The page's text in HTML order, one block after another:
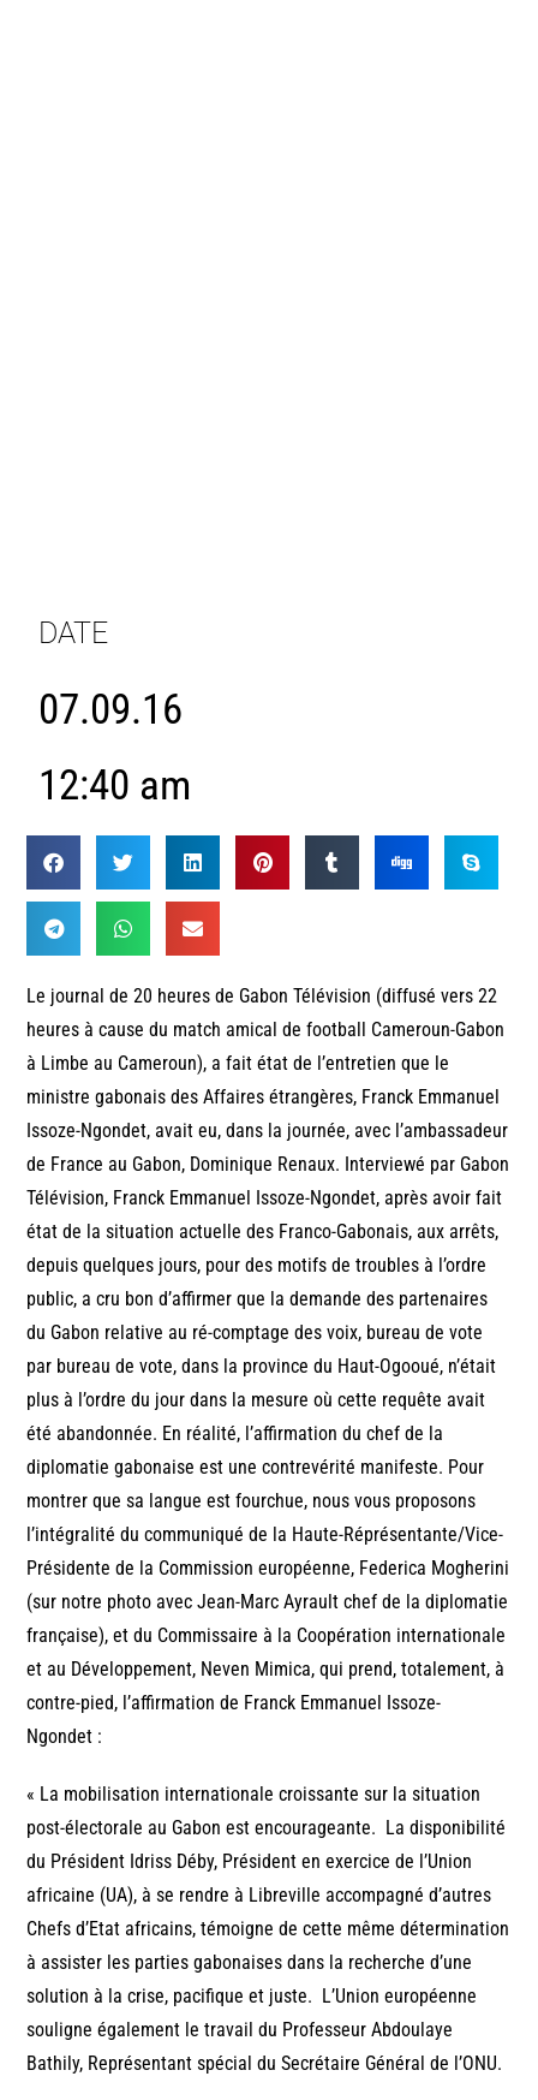
DATE
07.09.16
12:40 am
Le journal de 20 heures de Gabon Télévision (diffusé vers 22
heures à cause du match amical de football Cameroun-Gabon
à Limbe au Cameroun), a fait état de l’entretien que le
ministre gabonais des Affaires étrangères, Franck Emmanuel
Issoze-Ngondet, avait eu, dans la journée, avec l’ambassadeur
de France au Gabon, Dominique Renaux. Interviewé par Gabon
Télévision, Franck Emmanuel Issoze-Ngondet, après avoir fait
état de la situation actuelle des Franco-Gabonais, aux arrêts,
depuis quelques jours, pour des motifs de troubles à l’ordre
public, a cru bon d’affirmer que la demande des partenaires
du Gabon relative au ré-comptage des voix, bureau de vote
par bureau de vote, dans la province du Haut-Ogooué, n’était
plus à l’ordre du jour dans la mesure où cette requête avait
été abandonnée. En réalité, l’affirmation du chef de la
diplomatie gabonaise est une contrevérité manifeste. Pour
montrer que sa langue est fourchue, nous vous proposons
l’intégralité du communiqué de la Haute-Réprésentante/Vice-
Présidente de la Commission européenne, Federica Mogherini
(sur notre photo avec Jean-Marc Ayrault chef de la diplomatie
française), et du Commissaire à la Coopération internationale
et au Développement, Neven Mimica, qui prend, totalement, à
contre-pied, l’affirmation de Franck Emmanuel Issoze-
Ngondet :
« La mobilisation internationale croissante sur la situation
post-électorale au Gabon est encourageante. La disponibilité
du Président Idriss Déby, Président en exercice de l’Union
africaine (UA), à se rendre à Libreville accompagné d’autres
Chefs d’Etat africains, témoigne de cette même détermination
à assister les parties gabonaises dans la recherche d’une
solution à la crise, pacifique et juste. L’Union européenne
souligne également le travail du Professeur Abdoulaye
Bathily, Représentant spécial du Secrétaire Général de l’ONU.